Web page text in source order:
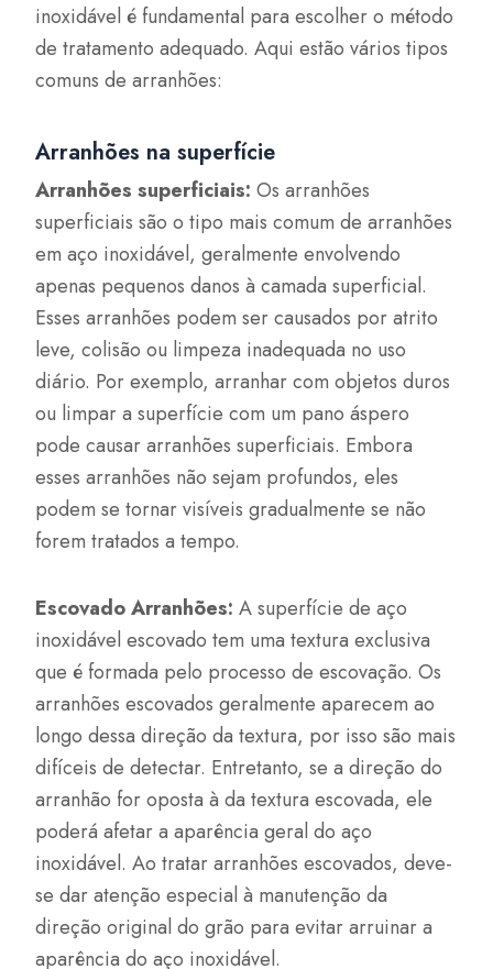
inoxidável é fundamental para escolher o método
de tratamento adequado. Aqui estão vários tipos
comuns de arranhões:
Arranhões na superfície
Arranhões superficiais: Os arranhões
superficiais são o tipo mais comum de arranhões
em aço inoxidável, geralmente envolvendo
apenas pequenos danos à camada superficial.
Esses arranhões podem ser causados por atrito
leve, colisão ou limpeza inadequada no uso
diário. Por exemplo, arranhar com objetos duros
ou limpar a superfície com um pano áspero
pode causar arranhões superficiais. Embora
esses arranhões não sejam profundos, eles
podem se tornar visíveis gradualmente se não
forem tratados a tempo.
Escovado Arranhões:A superfície de aço
inoxidável escovado tem uma textura exclusiva
que é formada pelo processo de escovação. Os
arranhões escovados geralmente aparecem ao
longo dessa direção da textura, por isso são mais
difíceis de detectar. Entretanto, se a direção do
arranhão for oposta à da textura escovada, ele
poderá afetar a aparência geral do aço
inoxidável. Ao tratar arranhões escovados, deve-
se dar atenção especial à manutenção da
direção original do grão para evitar arruinar a
aparência do aço inoxidável.